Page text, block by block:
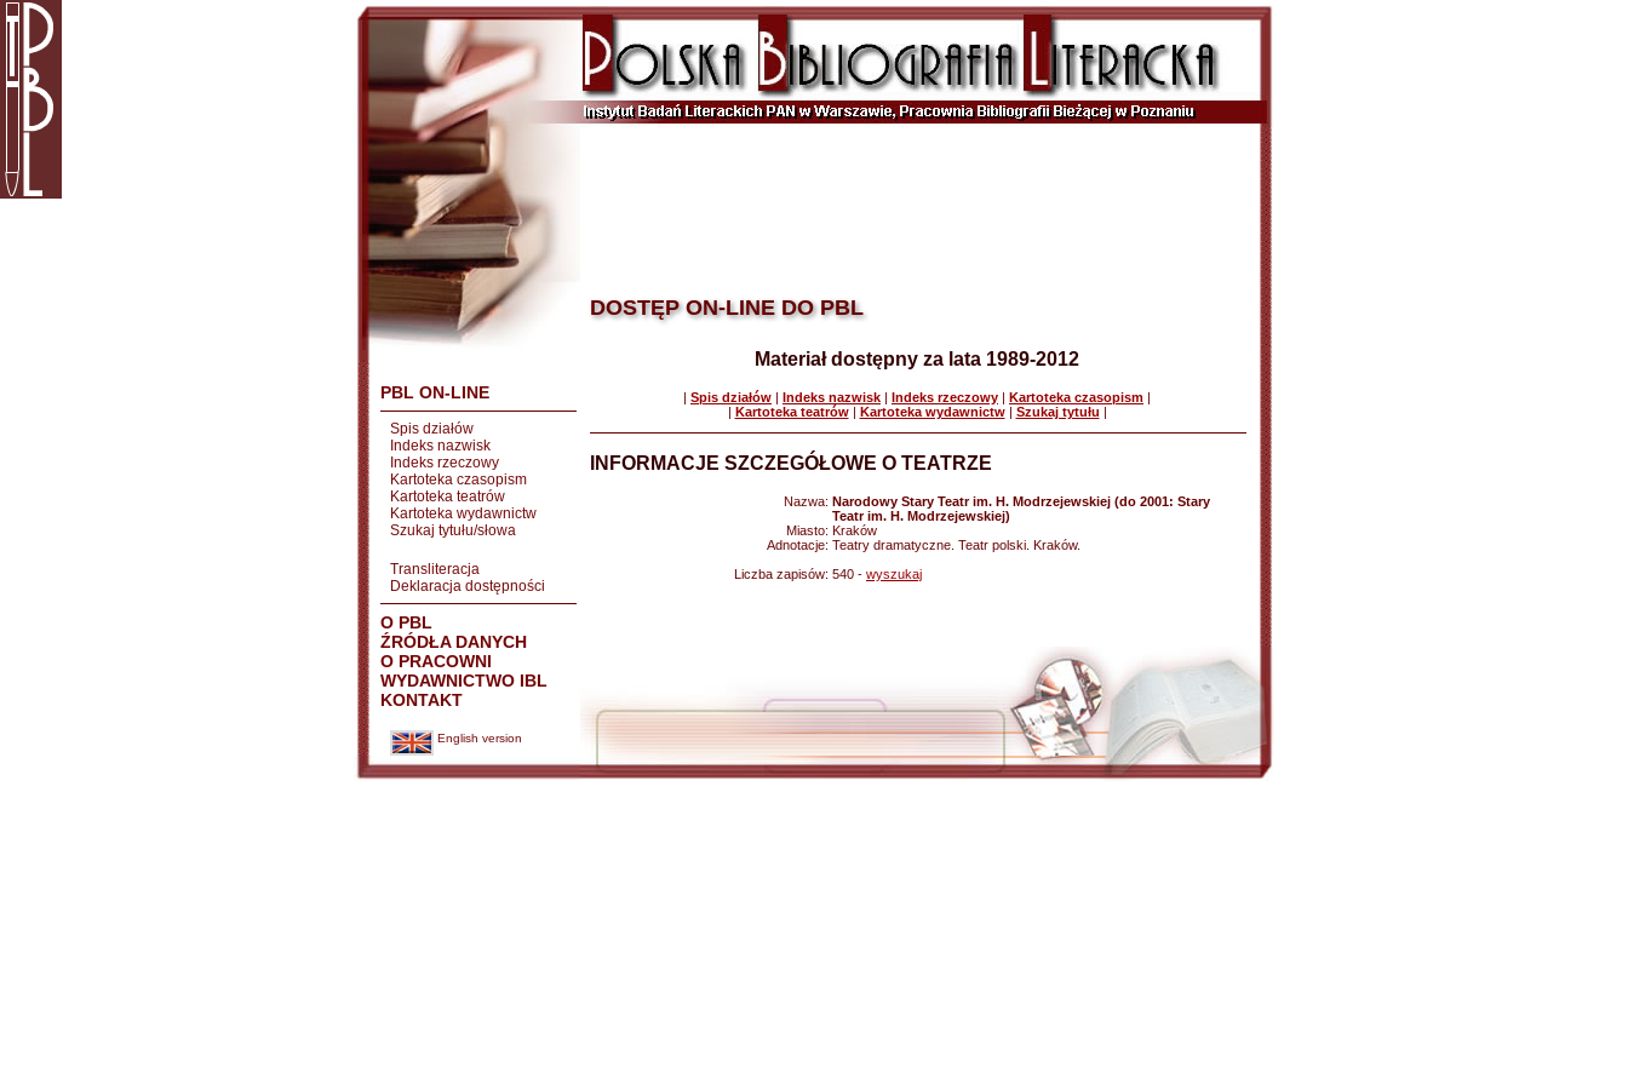
PBL ON-LINE
Spis działów
Indeks nazwisk
Indeks rzeczowy
Kartoteka czasopism
Kartoteka teatrów
Kartoteka wydawnictw
Szukaj tytułu/słowa
Transliteracja
Deklaracja dostępności
O PBL
ŹRÓDŁA DANYCH
O PRACOWNI
WYDAWNICTWO IBL
KONTAKT
English version
DOSTĘP ON-LINE DO PBL
Materiał dostępny za lata 1989-2012
| Spis działów | Indeks nazwisk | Indeks rzeczowy | Kartoteka czasopism |
| Kartoteka teatrów| Kartoteka wydawnictw| Szukaj tytułu |
INFORMACJE SZCZEGÓŁOWE O TEATRZE
Nazwa: Narodowy Stary Teatr im. H. Modrzejewskiej (do 2001: Stary
Teatr im. H. Modrzejewskiej)
Miasto: Kraków
Adnotacje: Teatry dramatyczne. Teatr polski. Kraków.
Liczba zapisów: 540 - wyszukaj